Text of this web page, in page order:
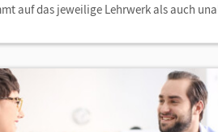
auf das jeweilige Lehrwerk als auch